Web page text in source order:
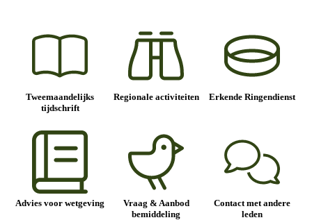
Tweemaandelijks
tijdschrift
Regionale activiteiten Erkende Ringendienst
Advies voor wetgeving
Vraag & Aanbod
bemiddeling
Contact met andere
leden